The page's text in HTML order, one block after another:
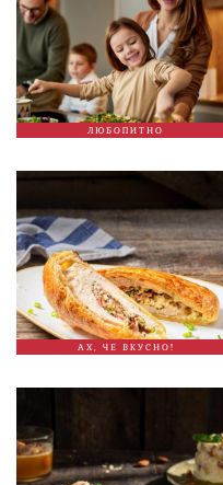
ЛЮБОПИТНО
АХ, ЧЕ ВКУСНО!